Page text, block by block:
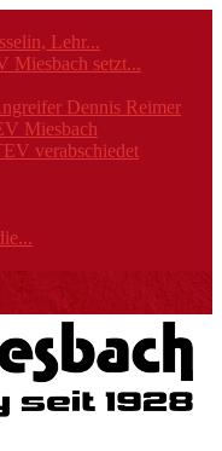
Lehr...
Miesbach setzt...
Dennis Reimer
Miesbach
verabschiedet